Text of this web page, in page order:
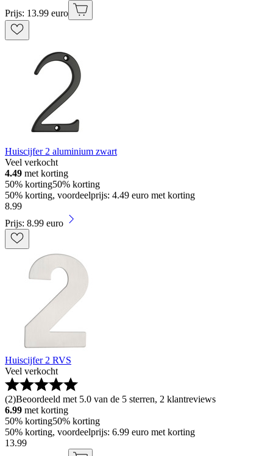
Prijs: 13.99 euro
Huiscijfer 2 aluminium zwart
Veel verkocht
4.49 met korting
50% korting50% korting
50% korting, voordeelprijs: 4.49 euro met korting
8.99
Prijs: 8.99 euro
Huiscijfer 2 RVS
Veel verkocht
(2)Beoordeeld met 5.0 van de 5 sterren, 2 klantreviews
6.99 met korting
50% korting50% korting
50% korting, voordeelprijs: 6.99 euro met korting
13.99